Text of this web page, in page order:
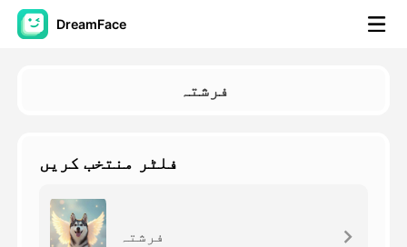
DreamFace
مصنوعی ذہانت کے اوزار
اے ویڈیو
اے فوٹو
فرشتہ
فلٹر منتخب کریں
فرشتہ